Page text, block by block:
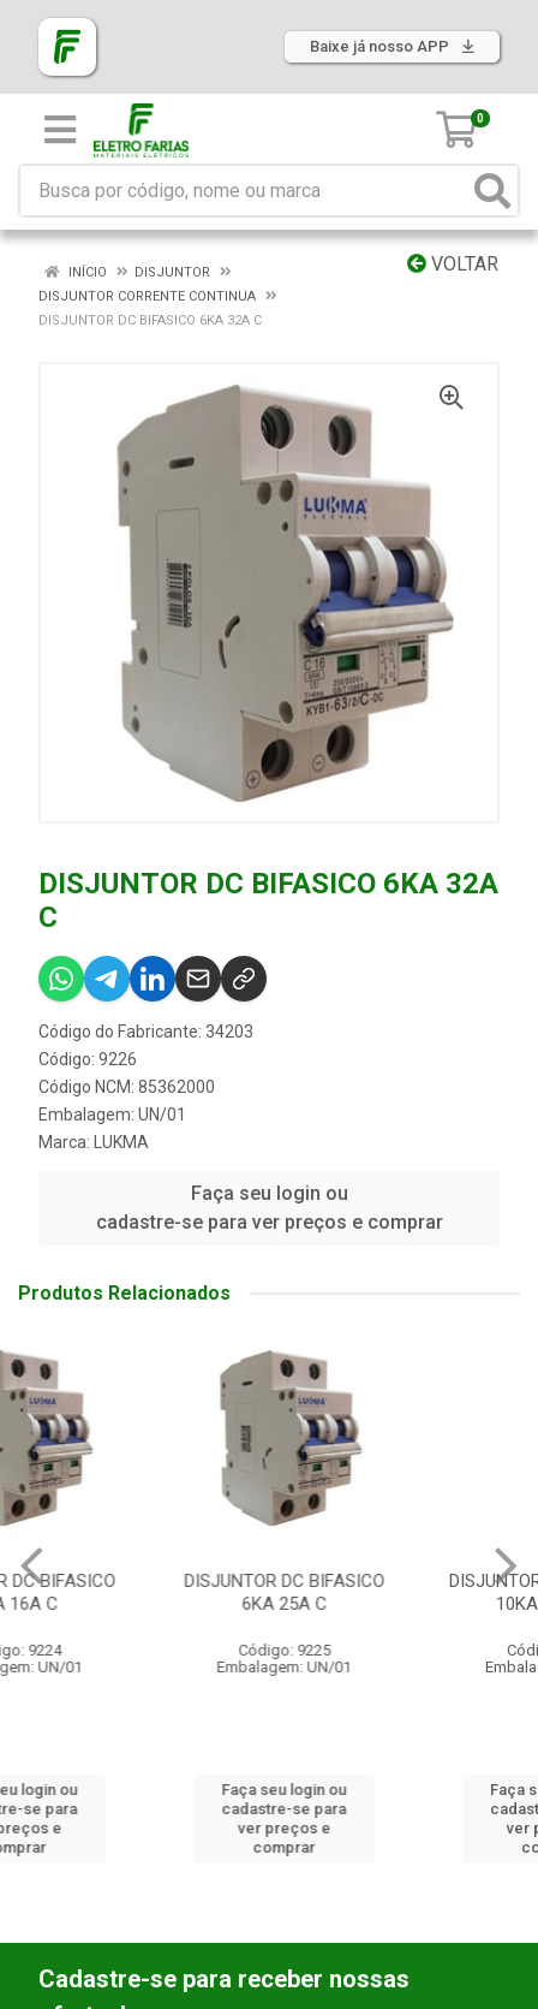
Baixe já nosso APP
0
VOLTAR
INÍCIO
DISJUNTOR
DISJUNTOR CORRENTE CONTINUA
DISJUNTOR DC BIFASICO 6KA 32A C
DISJUNTOR DC BIFASICO 6KA 32A
C
Código do Fabricante: 34203
Código: 9226
Código NCM: 85362000
Embalagem: UN/01
Marca:
LUKMA
Faça seu login ou
cadastre-se para ver preços e comprar
Produtos Relacionados
DISJUNTOR DC BIFASICO
Embalagem: UN/01
Faça seu login ou
cadastre-se para
DISJUNTOR MONOFASICO
Embalagem: UN/01
Faça seu login ou
cadastre-se para
Cadastre-se para receber nossas